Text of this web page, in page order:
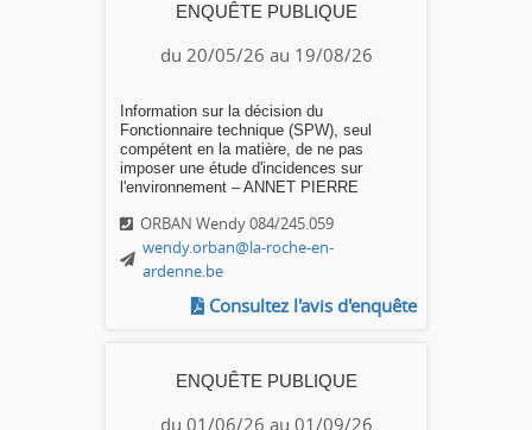
ENQUÊTE PUBLIQUE
du 20/05/26 au 19/08/26
Information sur la décision du
Fonctionnaire technique (SPW), seul
compétent en la matière, de ne pas
imposer une étude d'incidences sur
l'environnement – ANNET PIERRE
ORBAN Wendy 084/245.059
wendy.orban@la-roche-en-
ardenne.be
Consultez l'avis d'enquête
ENQUÊTE PUBLIQUE
du 01/06/26 au 01/09/26